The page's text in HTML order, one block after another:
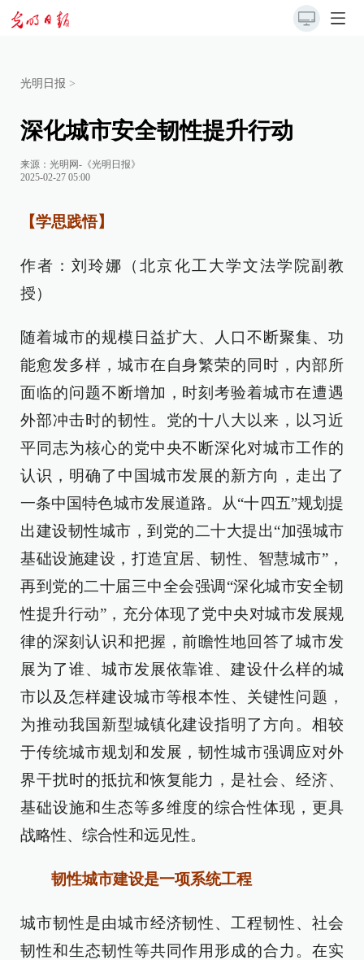
光明日报 >
深化城市安全韧性提升行动
来源： 光明网-《光明日报》
2025-02-27 05:00
【学思践悟】
作者：刘玲娜（北京化工大学文法学院副教
授）
随着城市的规模日益扩大、人口不断聚集、功
能愈发多样，城市在自身繁荣的同时，内部所
面临的问题不断增加，时刻考验着城市在遭遇
外部冲击时的韧性。党的十八大以来，以习近
平同志为核心的党中央不断深化对城市工作的
认识，明确了中国城市发展的新方向，走出了
一条中国特色城市发展道路。从“十四五”规划提
出建设韧性城市，到党的二十大提出“加强城市
基础设施建设，打造宜居、韧性、智慧城市”，
再到党的二十届三中全会强调“深化城市安全韧
性提升行动”，充分体现了党中央对城市发展规
律的深刻认识和把握，前瞻性地回答了城市发
展为了谁、城市发展依靠谁、建设什么样的城
市以及怎样建设城市等根本性、关键性问题，
为推动我国新型城镇化建设指明了方向。相较
于传统城市规划和发展，韧性城市强调应对外
界干扰时的抵抗和恢复能力，是社会、经济、
基础设施和生态等多维度的综合性体现，更具
战略性、综合性和远见性。
韧性城市建设是一项系统工程
城市韧性是由城市经济韧性、工程韧性、社会
韧性和生态韧性等共同作用形成的合力。在实